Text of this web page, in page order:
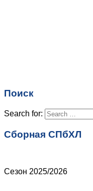
Поиск
Search for:
Сборная СПбХЛ
Сезон 2025/2026